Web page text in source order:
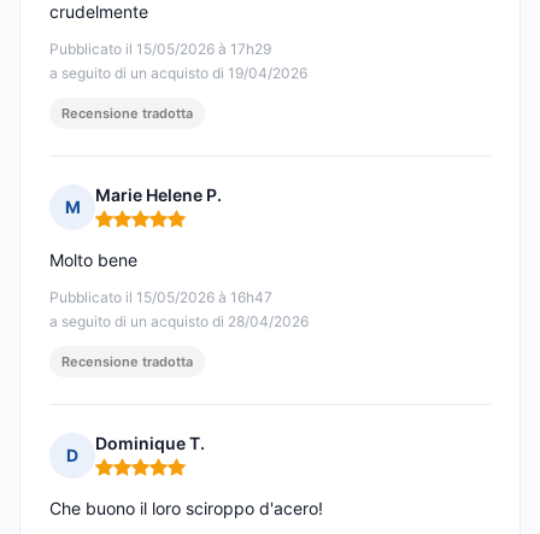
Pubblicato il 15/05/2026 à 17h29
a seguito di un acquisto di 19/04/2026
crudelmente
Recensione tradotta
M
Marie Helene P.
Nota: 5 su 5
Pubblicato il 15/05/2026 à 16h47
a seguito di un acquisto di 28/04/2026
Molto bene
Recensione tradotta
D
Dominique T.
Nota: 5 su 5
Che buono il loro sciroppo d'acero!